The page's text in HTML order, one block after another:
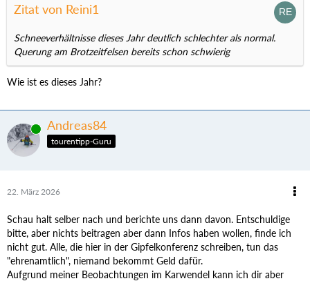
Zitat von Reini1
Schneeverhältnisse dieses Jahr deutlich schlechter als normal.
Querung am Brotzeitfelsen bereits schon schwierig
Wie ist es dieses Jahr?
Online Andreas84
tourentipp-Guru
22. März 2026
Schau halt selber nach und berichte uns dann davon. Entschuldige
bitte, aber nichts beitragen aber dann Infos haben wollen, finde ich
nicht gut. Alle, die hier in der Gipfelkonferenz schreiben, tun das
"ehrenamtlich", niemand bekommt Geld dafür.
Aufgrund meiner Beobachtungen im Karwendel kann ich dir aber